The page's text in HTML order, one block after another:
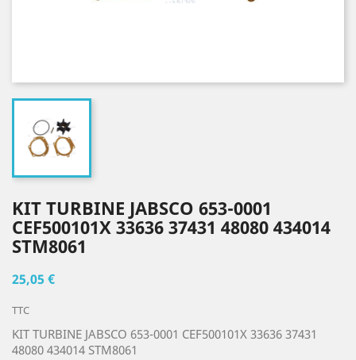
KIT TURBINE JABSCO 653-0001
CEF500101X 33636 37431 48080 434014
STM8061
25,05 €
TTC
KIT TURBINE JABSCO 653-0001 CEF500101X 33636 37431
48080 434014 STM8061